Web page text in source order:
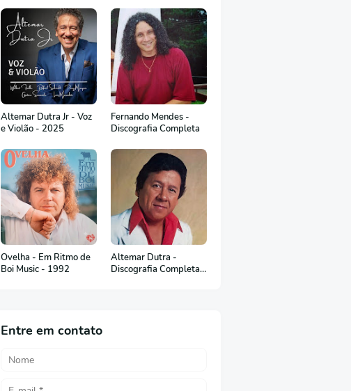
Altemar Dutra Jr - Voz
e Violão - 2025
Fernando Mendes -
Discografia Completa
Ovelha - Em Ritmo de
Boi Music - 1992
Altemar Dutra -
Discografia Completa
Entre em contato